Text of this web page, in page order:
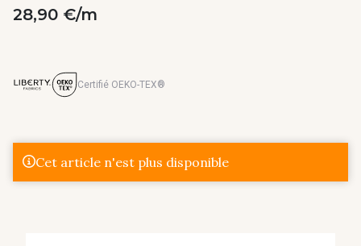
28,90 €/m
Certifié OEKO-TEX®
Cet article n'est plus disponible